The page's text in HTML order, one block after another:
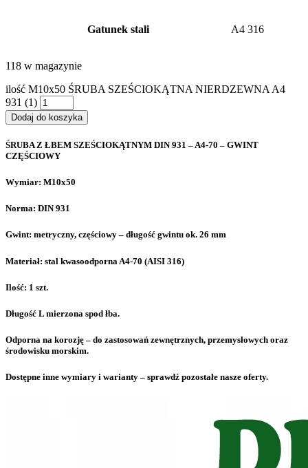
Gatunek stali A4 316
118 w magazynie
ilość M10x50 ŚRUBA SZEŚCIOKĄTNA NIERDZEWNA A4
931 (1)
Dodaj do koszyka
ŚRUBA Z ŁBEM SZEŚCIOKĄTNYM DIN 931 – A4-70 – GWINT
CZĘŚCIOWY
Wymiar: M10x50
Norma: DIN 931
Gwint: metryczny, częściowy – długość gwintu ok. 26 mm
Materiał: stal kwasoodporna A4-70 (AISI 316)
Ilość: 1 szt.
Długość L mierzona spod łba.
Odporna na korozję – do zastosowań zewnętrznych, przemysłowych oraz
środowisku morskim.
Dostępne inne wymiary i warianty – sprawdź pozostałe nasze oferty.